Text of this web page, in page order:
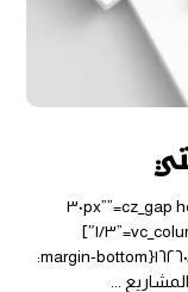
[vc_row][vc_column width=”٢/٣″][cz_gap height=”٣٠px”
id=”cz_١٥٣٠٦″][/vc_column][vc_column width=”١/٣″]
[vc_column_text css=”.vc_custom_١٦٢٦٠٨٤٨١٣١٣٥{margin-bottom: